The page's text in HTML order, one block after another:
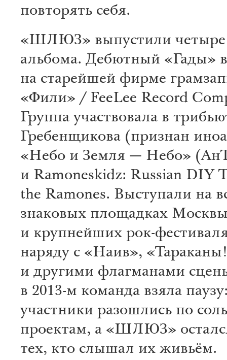
повторять себя.
«ШЛЮЗ» выпустили четыре
альбома. Дебютный «Гады»
на старейшей фирме
«Фили» / FeeLee Record
Группа участвовала в
Гребенщикова (признан
«Небо и Земля — Небо»
и Ramoneskidz: Russian DIY
the Ramones. Выступали на
знаковых площадках
и крупнейших рок-
наряду с «Наив»,
и другими флагманами
в 2013-м команда взяла
участники разошлись по
проектам, а «ШЛЮЗ»
тех, кто слышал их живьём.